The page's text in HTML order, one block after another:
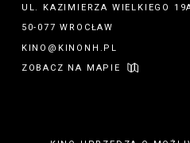
UL. KAZIMIERZA WIELKIEGO
50-077 WROCŁAW
KINO@KINONH.PL
ZOBACZ NA MAPIE